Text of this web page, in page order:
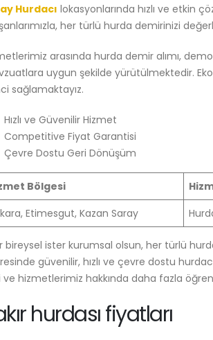
Hurdacı lokasyonlarında hızlı ve etkin
her türlü hurda demirinizi
arasında hurda demir alımı,
uygun şekilde yürütülmektedir.
sağlamaktayız.
Hızlı ve Güvenilir Hizmet
Competitive Fiyat Garantisi
Çevre Dostu Geri Dönüşüm
Bölgesi
Etimesgut, Kazan Saray
bireysel ister kurumsal olsun, her türlü
güvenilir, hızlı ve çevre dostu hurdacı
ve hizmetlerimiz hakkında daha fazla
hurdası fiyatları